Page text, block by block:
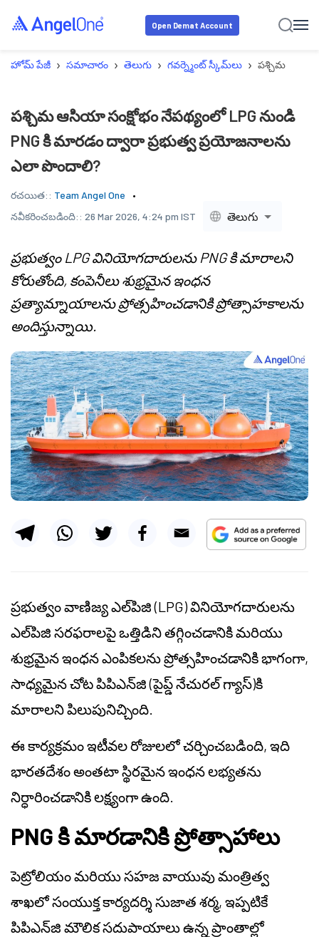
Open Demat Account
హోమ్ పేజీ › సమాచారం › తెలుగు › గవర్న్మెంట్ స్కీమ్‌లు › పశ్చిమ ఆసియా
పశ్చిమ ఆసియా సంక్షోభం నేపథ్యంలో LPG నుండి
PNG కి మారడం ద్వారా ప్రభుత్వ ప్రయోజనాలను
ఎలా పొందాలి?
రచయిత:: Team Angel One
నవీకరించబడింది:: 26 Mar 2026, 4:24 pm IST తెలుగు
ప్రభుత్వం LPG వినియోగదారులను PNG కి మారాలని
కోరుతోంది, కంపెనీలు శుభ్రమైన ఇంధన
ప్రత్యామ్నాయాలను ప్రోత్సహించడానికి ప్రోత్సాహకాలను
అందిస్తున్నాయి.
ప్రభుత్వం వాణిజ్య ఎల్‌పిజి (LPG) వినియోగదారులను
ఎల్‌పిజి సరఫరాలపై ఒత్తిడిని తగ్గించడానికి మరియు
శుభ్రమైన ఇంధన ఎంపికలను ప్రోత్సహించడానికి భాగంగా,
సాధ్యమైన చోట పిపిఎన్‌జి (పైప్డ్ నేచురల్ గ్యాస్)కి
మారాలని పిలుపునిచ్చింది.
ఈ కార్యక్రమం ఇటీవల రోజులలో చర్చించబడింది, ఇది
భారతదేశం అంతటా స్థిరమైన ఇంధన లభ్యతను
నిర్ధారించడానికి లక్ష్యంగా ఉంది.
PNG కి మారడానికి ప్రోత్సాహాలు
పెట్రోలియం మరియు సహజ వాయువు మంత్రిత్వ
శాఖలో సంయుక్త కార్యదర్శి సుజాత శర్మ, ఇప్పటికే
పిపిఎన్‌జి మౌలిక సదుపాయాలు ఉన్న ప్రాంతాల్లో